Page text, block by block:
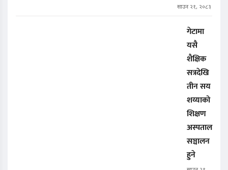
साउन २१, २०८३
गेटामा
यसै
शैक्षिक
सत्रदेखि
तीन सय
शय्याको
शिक्षण
अस्पताल
सञ्चालन
हुने